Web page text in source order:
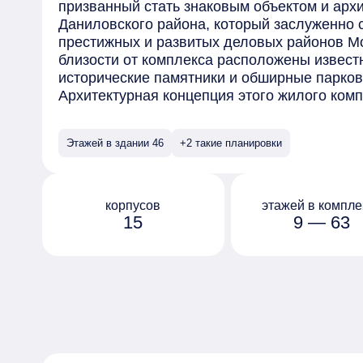
призванный стать знаковым объектом и
Даниловского района, который заслуженно
престижных и развитых деловых районов
близости от комплекса расположены
исторические памятники и обширные
Архитектурная концепция этого жилого
количеством комнат, от одной до четырех.
Благоустройство территории комплекса
потребностей всех категорий жильцов.
разработали концепцию многоуровневого
Этажей в здании 46 +2 такие планировки
15
корпусов
9 — 63
этажей в